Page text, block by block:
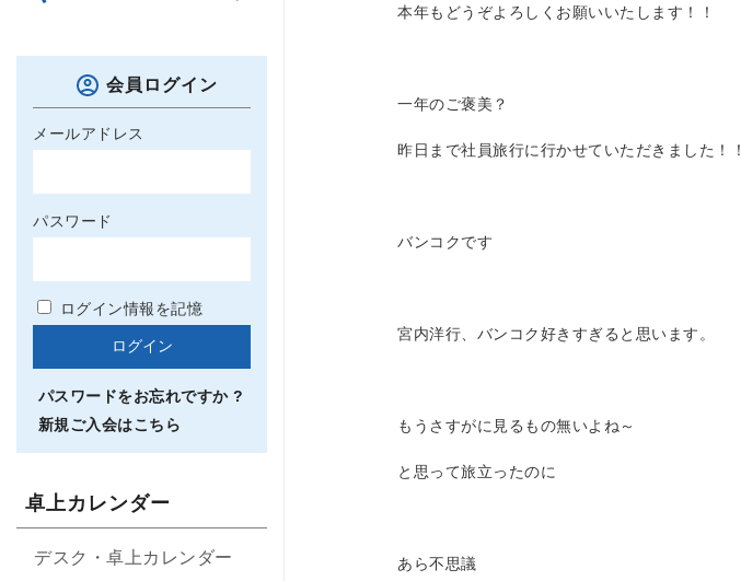
本年もどうぞよろしくお願いいたします！！
一年のご褒美？
昨日まで社員旅行に行かせていただきました！！
バンコクです
宮内洋行、バンコク好きすぎると思います。
もうさすがに見るもの無いよね～
と思って旅立ったのに
あら不思議
会員ログイン
メールアドレス
パスワード
ログイン情報を記憶
パスワードをお忘れですか ?
新規ご入会はこちら
卓上カレンダー
デスク・卓上カレンダー